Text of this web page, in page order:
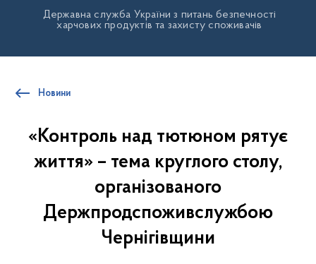
Державна служба України з питань безпечності
харчових продуктів та захисту споживачів
Новини
«Контроль над тютюном рятує
життя» – тема круглого столу,
організованого
Держпродспоживслужбою
Чернігівщини